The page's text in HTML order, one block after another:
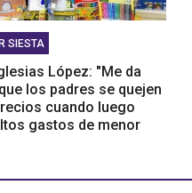
SIESTA
López: "Me da
los padres se quejen
cuando luego
gastos de menor